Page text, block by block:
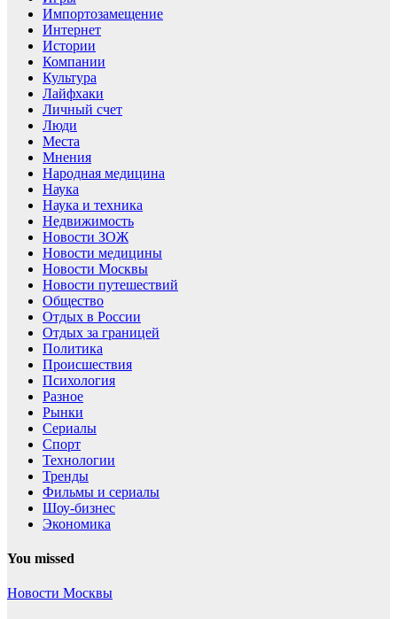
Импортозамещение
Интернет
Истории
Компании
Культура
Лайфхаки
Личный счет
Люди
Места
Мнения
Народная медицина
Наука
Наука и техника
Недвижимость
Новости ЗОЖ
Новости медицины
Новости Москвы
Новости путешествий
Общество
Отдых в России
Отдых за границей
Политика
Происшествия
Психология
Разное
Рынки
Сериалы
Спорт
Технологии
Тренды
Фильмы и сериалы
Шоу-бизнес
Экономика
You missed
Новости Москвы